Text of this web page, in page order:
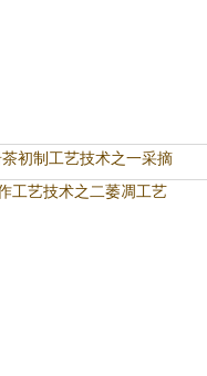
初制工艺技术之一采摘